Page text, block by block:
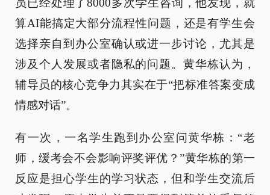
员已经处理了8000多次学生咨询，他发现，就
算AI能搞定大部分流程性问题，还是有学生会
选择亲自到办公室确认或进一步讨论，尤其是
涉及个人发展或者隐私的问题。黄华栋认为，
辅导员的核心竞争力其实在于“把标准答案变成
情感对话”。
有一次，一名学生跑到办公室问黄华栋：“老
师，缓考会不会影响评奖评优？”黄华栋的第一
反应是担心学生的学习状态，但和学生交流后